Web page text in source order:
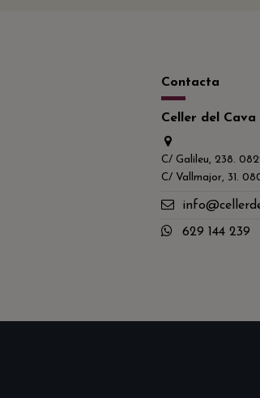
Contacta
Celler del Cava
C/ Galileu, 238.
C/ Vallmajor, 31.
629 144 239